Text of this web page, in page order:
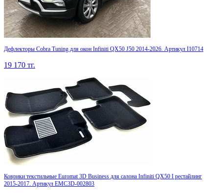
Дефлекторы Cobra Tuning для окон Infiniti QX50 J50 2014-2026. Артикул I10714
19 170 тг.
Коврики текстильные Euromat 3D Business для салона Infiniti QX50 I рестайлинг
2015-2017. Артикул EMC3D-002803